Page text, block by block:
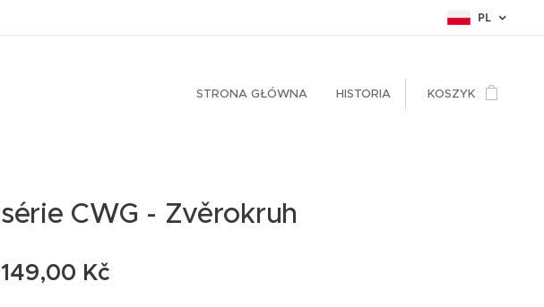
PL
STRONA GŁÓWNA HISTORIA KOSZYK
série CWG - Zvěrokruh
149,00 Kč